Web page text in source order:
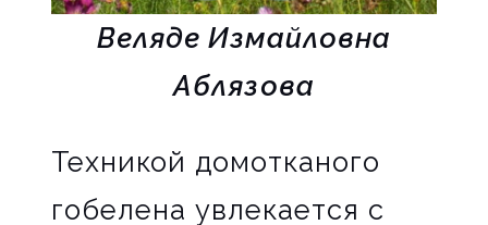
Веляде Измайловна
Аблязова
Техникой домотканого
гобелена увлекается с